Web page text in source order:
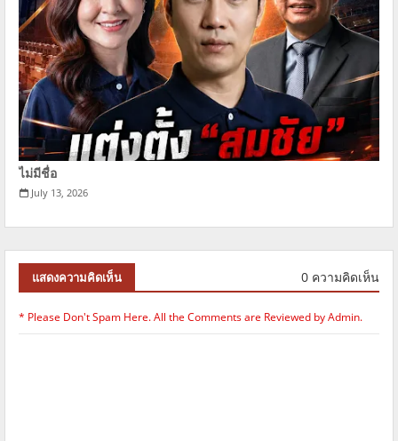
ไม่มีชื่อ
July 13, 2026
แสดงความคิดเห็น 0 ความคิดเห็น
* Please Don't Spam Here. All the Comments are Reviewed by Admin.